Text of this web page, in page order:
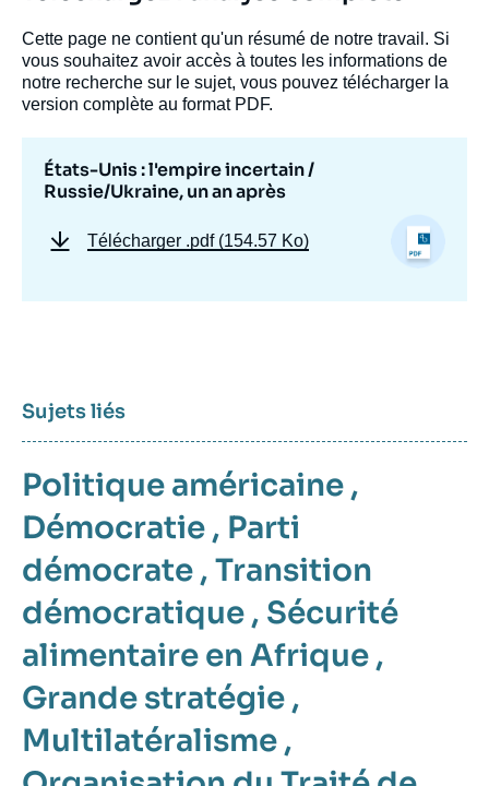
Cette page ne contient qu'un résumé de notre travail. Si
vous souhaitez avoir accès à toutes les informations de
notre recherche sur le sujet, vous pouvez télécharger la
version complète au format PDF.
États-Unis : l'empire incertain /
Russie/Ukraine, un an après
Télécharger .pdf (154.57 Ko)
Sujets liés
Politique américaine ,
Démocratie , Parti
démocrate , Transition
démocratique , Sécurité
alimentaire en Afrique ,
Grande stratégie ,
Multilatéralisme ,